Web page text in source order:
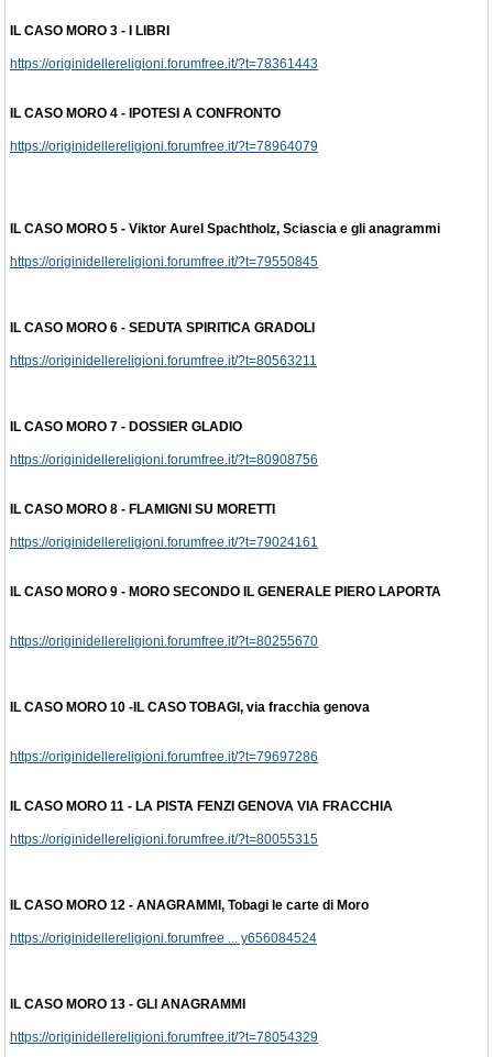
IL CASO MORO 3 - I LIBRI
https://originidellereligioni.forumfree.it/?t=78361443
IL CASO MORO 4 - IPOTESI A CONFRONTO
https://originidellereligioni.forumfree.it/?t=78964079
IL CASO MORO 5 - Viktor Aurel Spachtholz, Sciascia e gli anagrammi
https://originidellereligioni.forumfree.it/?t=79550845
IL CASO MORO 6 - SEDUTA SPIRITICA GRADOLI
https://originidellereligioni.forumfree.it/?t=80563211
IL CASO MORO 7 - DOSSIER GLADIO
https://originidellereligioni.forumfree.it/?t=80908756
IL CASO MORO 8 - FLAMIGNI SU MORETTI
https://originidellereligioni.forumfree.it/?t=79024161
IL CASO MORO 9 - MORO SECONDO IL GENERALE PIERO LAPORTA
https://originidellereligioni.forumfree.it/?t=80255670
IL CASO MORO 10 -IL CASO TOBAGI, via fracchia genova
https://originidellereligioni.forumfree.it/?t=79697286
IL CASO MORO 11 - LA PISTA FENZI GENOVA VIA FRACCHIA
https://originidellereligioni.forumfree.it/?t=80055315
IL CASO MORO 12 - ANAGRAMMI, Tobagi le carte di Moro
https://originidellereligioni.forumfree ... y656084524
IL CASO MORO 13 - GLI ANAGRAMMI
https://originidellereligioni.forumfree.it/?t=78054329